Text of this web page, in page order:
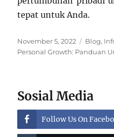
tepat untuk Anda.
Posted
on
November 5, 2022 Blog,
Personal Growth: Panduan
Sosial Media
Follow Us On